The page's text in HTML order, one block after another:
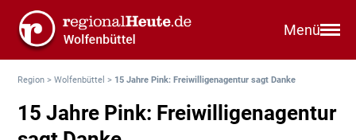
Menü
Region >Wolfenbüttel > 15 Jahre Pink: Freiwilligenagentur sagt Danke
15 Jahre Pink: Freiwilligenagentur